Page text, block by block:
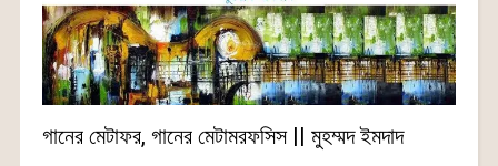
গানের মেটাফর, গানের মেটামরফসিস || মুহম্মদ ইমদাদ